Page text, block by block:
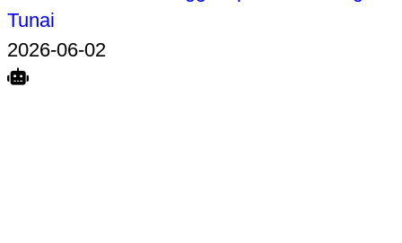
Tunai
2026-06-02